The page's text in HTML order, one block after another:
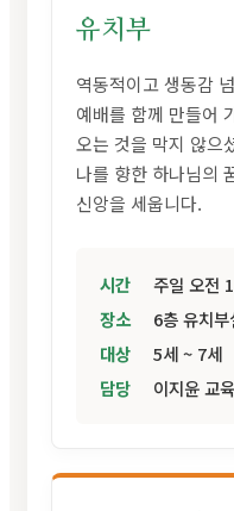
유치부
역동적이고 생동감
예배를 함께 만들어
오는 것을 막지 않으
나를 향한 하나님의
신앙을 세웁니다.
시간
주일 오전
장소
6층 유치부
대상
5세 ~ 7세
담당
이지윤 교